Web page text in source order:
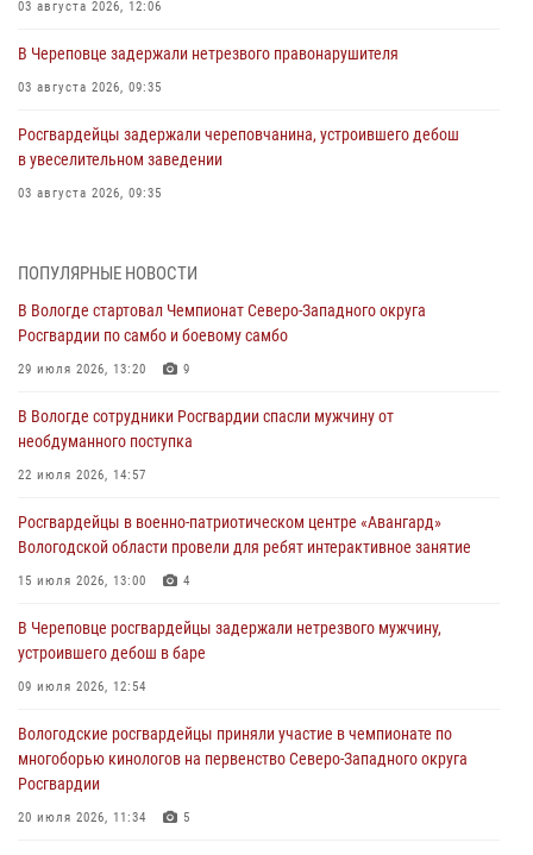
03 августа 2026, 12:06
В Череповце задержали нетрезвого правонарушителя
03 августа 2026, 09:35
Росгвардейцы задержали череповчанина, устроившего дебош
в увеселительном заведении
03 августа 2026, 09:35
товаров из магазина
В Вологде определились победители и призеры Чемпионатов
Северо-Западного округа Росгвардии по спортивному и боевому
03 августа 2026, 08:54
ЗА МИНУВШУЮ НЕДЕЛЮ СОТРУДНИКАМИ ВНЕВЕДОМСТВЕННОЙ
ПРАВОНАРУШИТЕЛЯ
нарушителя на питбайке
31 июля 2026, 06:43
ПОПУЛЯРНЫЕ НОВОСТИ
В Вологде стартовал Чемпионат Северо-Западного округа
Росгвардии по самбо и боевому самбо
29 июля 2026, 13:20 9
В Вологде сотрудники Росгвардии спасли мужчину от
необдуманного поступка
22 июля 2026, 14:57
Росгвардейцы в военно-патриотическом центре «Авангард»
Вологодской области провели для ребят интерактивное занятие
15 июля 2026, 13:00 4
В Череповце росгвардейцы задержали нетрезвого мужчину,
устроившего дебош в баре
09 июля 2026, 12:54
Вологодские росгвардейцы приняли участие в чемпионате по
многоборью кинологов на первенство Северо-Западного округа
Росгвардии
20 июля 2026, 11:34 5